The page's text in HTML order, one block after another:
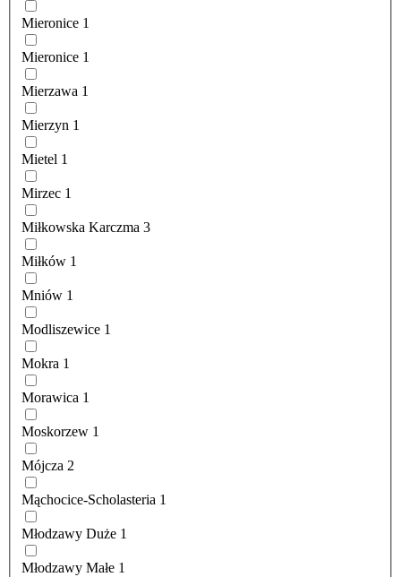
Mieronice 1
Mieronice 1
Mierzawa 1
Mierzyn 1
Mietel 1
Mirzec 1
Miłkowska Karczma 3
Miłków 1
Mniów 1
Modliszewice 1
Mokra 1
Morawica 1
Moskorzew 1
Mójcza 2
Mąchocice-Scholasteria 1
Młodzawy Duże 1
Młodzawy Małe 1